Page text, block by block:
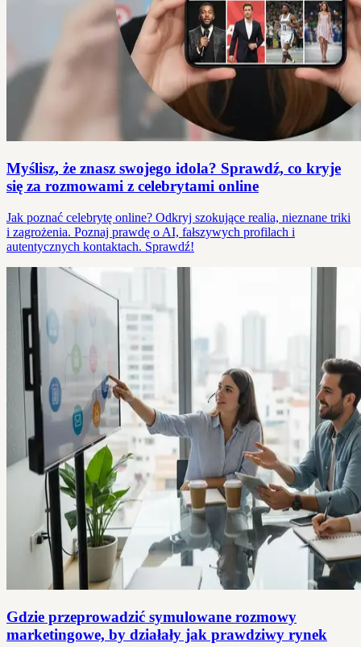
Myślisz, że znasz swojego idola? Sprawdź, co kryje
się za rozmowami z celebrytami online
Jak poznać celebrytę online? Odkryj szokujące realia, nieznane triki
i zagrożenia. Poznaj prawdę o AI, fałszywych profilach i
autentycznych kontaktach. Sprawdź!
Gdzie przeprowadzić symulowane rozmowy
marketingowe, by działały jak prawdziwy rynek